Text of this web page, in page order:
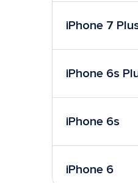
iPhone 7
iPhone 6s
iPhone 6s
iPhone 6